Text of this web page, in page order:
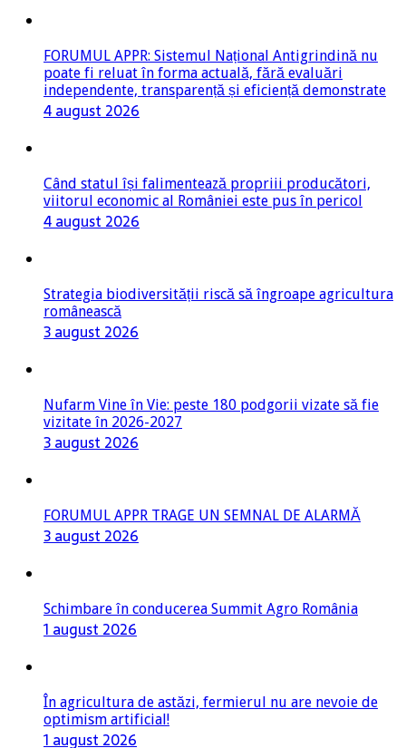
FORUMUL APPR: Sistemul Național Antigrindină nu
poate fi reluat în forma actuală, fără evaluări
independente, transparență și eficiență demonstrate
4 august 2026
Când statul își falimentează propriii producători,
viitorul economic al României este pus în pericol
4 august 2026
Strategia biodiversității riscă să îngroape agricultura
românească
3 august 2026
Nufarm Vine în Vie: peste 180 podgorii vizate să fie
vizitate în 2026-2027
3 august 2026
FORUMUL APPR TRAGE UN SEMNAL DE ALARMĂ
3 august 2026
Schimbare în conducerea Summit Agro România
1 august 2026
În agricultura de astăzi, fermierul nu are nevoie de
optimism artificial!
1 august 2026